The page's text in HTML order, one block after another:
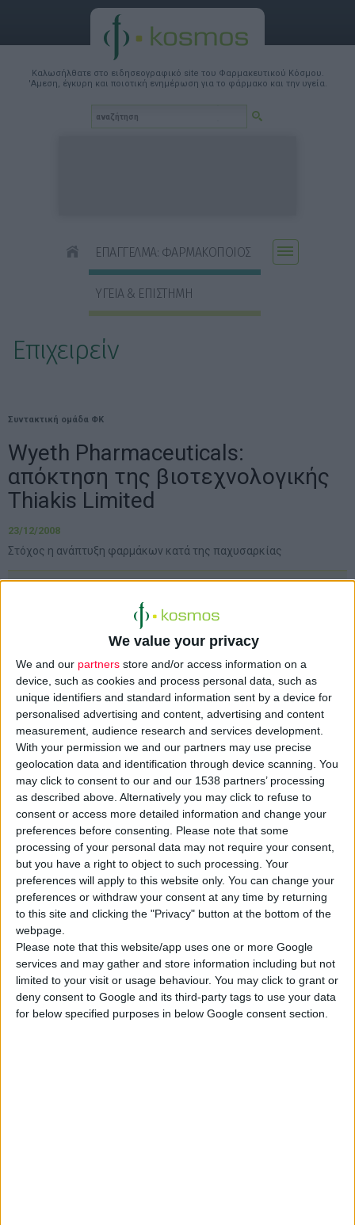
We value your privacy
We and our partners store and/or access information on a
device, such as cookies and process personal data, such as
unique identifiers and standard information sent by a device for
personalised advertising and content, advertising and content
measurement, audience research and services development.
With your permission we and our partners may use precise
geolocation data and identification through device scanning. You
may click to consent to our and our 1538 partners’ processing
as described above. Alternatively you may click to refuse to
consent or access more detailed information and change your
preferences before consenting.
Please note that some
processing of your personal data may not require your consent,
but you have a right to object to such processing. Your
preferences will apply to this website only. You can change your
preferences or withdraw your consent at any time by returning
to this site and clicking the "Privacy" button at the bottom of the
webpage.
Please note that this website/app uses one or more Google
services and may gather and store information including but not
limited to your visit or usage behaviour. You may click to grant or
deny consent to Google and its third-party tags to use your data
for below specified purposes in below Google consent section.
Καλωσήλθατε στο ειδησεογραφικό site του Φαρμακευτικού Κόσμου.
'Αμεση, έγκυρη και ποιοτική ενημέρωση για το φάρμακο και την υγεία.
ΕΠΑΓΓΕΛΜΑ: ΦΑΡΜΑΚΟΠΟΙΟΣ
ΥΓΕΙΑ & ΕΠΙΣΤΗΜΗ
Επιχειρείν
Συντακτική ομάδα ΦΚ
Wyeth Pharmaceuticals:
απόκτηση της βιοτεχνολογικής
Thiakis Limited
23/12/2008
Στόχος η ανάπτυξη φαρμάκων κατά της παχυσαρκίας
Pharmaceuticals, παράρτημα της
φαρμακοβιομηχανίας Wyeth, ανακοίνωσε την
απόκτηση της βρετανικής βιοτεχνολογικής
εταιρείαςThiakis Limitedέναντι του ποσού
των 30 εκατ. δολαρίων.
Η Thiakis Limited εξειδικεύεται μεταξύ άλλων
στηνανακάλυψη και ανάπτυξη καινοτόμων
μορίων για τη θεραπεία της παχυσαρκίας
και άλλων μεταβολικών διαταραχών, με
πιο σημαντικό από αυτά το πειραματικό
μόριοTKS1225(συνθετική εκδοχή του
γαστρεντερικού πεπτιδίου
οξυντομοδουλίνη).
Σύμφωνα με τους όρους της συμφωνίας, η
βιοτεχνολογική εταιρεία θα μπορούσε να
ενισχυθεί επιπλέον με κέρδη της τάξης των
120 εκατ. δολαρίων, μετά την επιτυχημένη
έκβαση κλινικών δοκιμών των ουσιών και
την εμπορική διάθεση των φαρμάκων.